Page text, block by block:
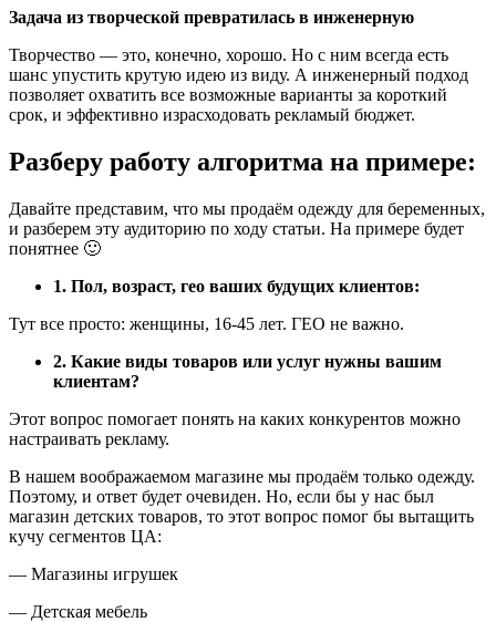
Задача из творческой превратилась в инженерную
Творчество — это, конечно, хорошо. Но с ним всегда есть
шанс упустить крутую идею из виду. А инженерный подход
позволяет охватить все возможные варианты за короткий
срок, и эффективно израсходовать рекламый бюджет.
Разберу работу алгоритма на примере:
Давайте представим, что мы продаём одежду для беременных,
и разберем эту аудиторию по ходу статьи. На примере будет
понятнее 🙂
1. Пол, возраст, гео ваших будущих клиентов:
Тут все просто: женщины, 16-45 лет. ГЕО не важно.
2. Какие виды товаров или услуг нужны вашим
клиентам?
Этот вопрос помогает понять на каких конкурентов можно
настраивать рекламу.
В нашем воображаемом магазине мы продаём только одежду.
Поэтому, и ответ будет очевиден. Но, если бы у нас был
магазин детских товаров, то этот вопрос помог бы вытащить
кучу сегментов ЦА:
— Магазины игрушек
— Детская мебель